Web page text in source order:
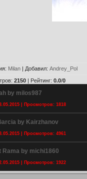
: Milan | Добавил: Andrey_Pol
: 2150 | Рейтинг: 0.0/0
by milos987
| Просмотров: 1818
by Kairzhanov
| Просмотров: 4961
Rama by michi1860
| Просмотров: 1922